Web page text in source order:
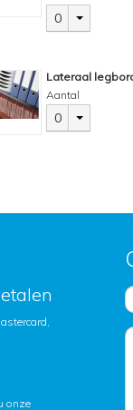
0
Lateraal
Aantal
0
onze